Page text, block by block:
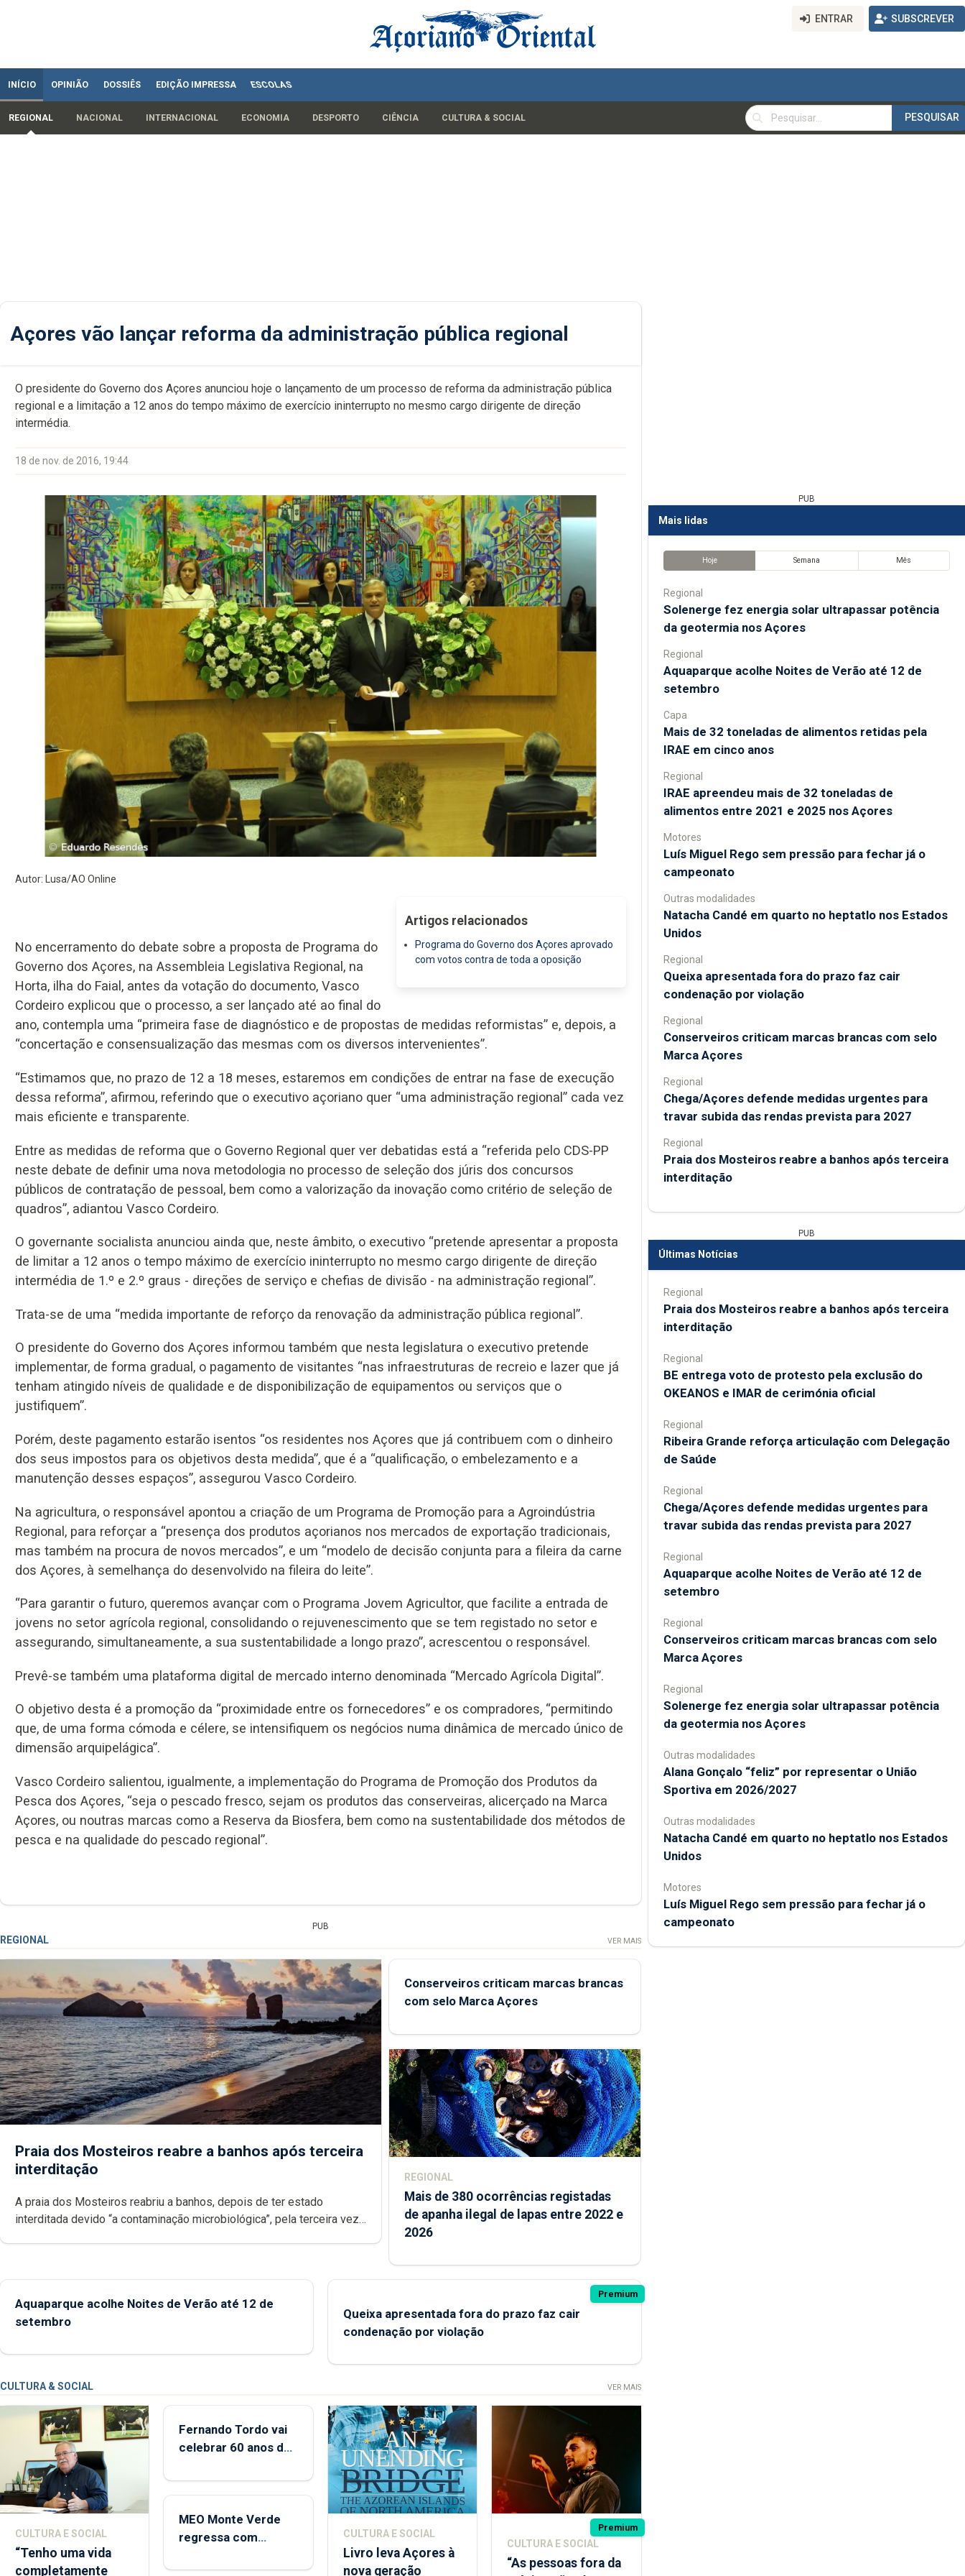
ENTRAR SUBSCREVER
INÍCIO OPINIÃO DOSSIÊS EDIÇÃO IMPRESSA ESCOLAS
REGIONAL NACIONAL INTERNACIONAL ECONOMIA DESPORTO CIÊNCIA CULTURA & SOCIAL
PESQUISAR
PESQUISAR
Açores vão lançar reforma da administração pública regional
O presidente do Governo dos Açores anunciou hoje o lançamento de um processo de reforma da administração pública
regional e a limitação a 12 anos do tempo máximo de exercício ininterrupto no mesmo cargo dirigente de direção
intermédia.
18 de nov. de 2016, 19:44
Autor: Lusa/AO Online
Artigos relacionados
Programa do Governo dos Açores aprovado
com votos contra de toda a oposição
No encerramento do debate sobre a proposta de Programa do
Governo dos Açores, na Assembleia Legislativa Regional, na
Horta, ilha do Faial, antes da votação do documento, Vasco
Cordeiro explicou que o processo, a ser lançado até ao final do
ano, contempla uma “primeira fase de diagnóstico e de propostas de medidas reformistas” e, depois, a
“concertação e consensualização das mesmas com os diversos intervenientes”.
“Estimamos que, no prazo de 12 a 18 meses, estaremos em condições de entrar na fase de execução
dessa reforma”, afirmou, referindo que o executivo açoriano quer “uma administração regional” cada vez
mais eficiente e transparente.
Entre as medidas de reforma que o Governo Regional quer ver debatidas está a “referida pelo CDS-PP
neste debate de definir uma nova metodologia no processo de seleção dos júris dos concursos
públicos de contratação de pessoal, bem como a valorização da inovação como critério de seleção de
quadros”, adiantou Vasco Cordeiro.
O governante socialista anunciou ainda que, neste âmbito, o executivo “pretende apresentar a proposta
de limitar a 12 anos o tempo máximo de exercício ininterrupto no mesmo cargo dirigente de direção
intermédia de 1.º e 2.º graus - direções de serviço e chefias de divisão - na administração regional”.
Trata-se de uma “medida importante de reforço da renovação da administração pública regional”.
O presidente do Governo dos Açores informou também que nesta legislatura o executivo pretende
implementar, de forma gradual, o pagamento de visitantes “nas infraestruturas de recreio e lazer que já
tenham atingido níveis de qualidade e de disponibilização de equipamentos ou serviços que o
justifiquem”.
Porém, deste pagamento estarão isentos “os residentes nos Açores que já contribuem com o dinheiro
dos seus impostos para os objetivos desta medida”, que é a “qualificação, o embelezamento e a
manutenção desses espaços”, assegurou Vasco Cordeiro.
Na agricultura, o responsável apontou a criação de um Programa de Promoção para a Agroindústria
Regional, para reforçar a “presença dos produtos açorianos nos mercados de exportação tradicionais,
mas também na procura de novos mercados”, e um “modelo de decisão conjunta para a fileira da carne
dos Açores, à semelhança do desenvolvido na fileira do leite”.
“Para garantir o futuro, queremos avançar com o Programa Jovem Agricultor, que facilite a entrada de
jovens no setor agrícola regional, consolidando o rejuvenescimento que se tem registado no setor e
assegurando, simultaneamente, a sua sustentabilidade a longo prazo”, acrescentou o responsável.
Prevê-se também uma plataforma digital de mercado interno denominada “Mercado Agrícola Digital”.
O objetivo desta é a promoção da “proximidade entre os fornecedores” e os compradores, “permitindo
que, de uma forma cómoda e célere, se intensifiquem os negócios numa dinâmica de mercado único de
dimensão arquipelágica”.
Vasco Cordeiro salientou, igualmente, a implementação do Programa de Promoção dos Produtos da
Pesca dos Açores, “seja o pescado fresco, sejam os produtos das conserveiras, alicerçado na Marca
Açores, ou noutras marcas como a Reserva da Biosfera, bem como na sustentabilidade dos métodos de
pesca e na qualidade do pescado regional”.
PUB
REGIONAL VER MAIS
Praia dos Mosteiros reabre a banhos após terceira
interditação
A praia dos Mosteiros reabriu a banhos, depois de ter estado
interditada devido “a contaminação microbiológica”, pela terceira vez
Conserveiros criticam marcas brancas
com selo Marca Açores
REGIONAL
Mais de 380 ocorrências registadas
de apanha ilegal de lapas entre 2022 e
2026
Aquaparque acolhe Noites de Verão até 12 de
setembro
Premium
Queixa apresentada fora do prazo faz cair
condenação por violação
CULTURA & SOCIAL VER MAIS
CULTURA E SOCIAL
“Tenho uma vida
completamente
Fernando Tordo vai
celebrar 60 anos de
Micaelense
MEO Monte Verde
regressa com
acessibilidade
CULTURA E SOCIAL
Livro leva Açores à
nova geração
Premium
CULTURA E SOCIAL
“As pessoas fora da
PUB
Mais lidas
Hoje Semana Mês
Regional
Solenerge fez energia solar ultrapassar potência
da geotermia nos Açores
Regional
Aquaparque acolhe Noites de Verão até 12 de
setembro
Capa
Mais de 32 toneladas de alimentos retidas pela
IRAE em cinco anos
Regional
IRAE apreendeu mais de 32 toneladas de
alimentos entre 2021 e 2025 nos Açores
Motores
Luís Miguel Rego sem pressão para fechar já o
campeonato
Outras modalidades
Natacha Candé em quarto no heptatlo nos Estados
Unidos
Regional
Queixa apresentada fora do prazo faz cair
condenação por violação
Regional
Conserveiros criticam marcas brancas com selo
Marca Açores
Regional
Chega/Açores defende medidas urgentes para
travar subida das rendas prevista para 2027
Regional
Praia dos Mosteiros reabre a banhos após terceira
interditação
PUB
Últimas Notícias
Regional
Praia dos Mosteiros reabre a banhos após terceira
interditação
Regional
BE entrega voto de protesto pela exclusão do
OKEANOS e IMAR de cerimónia oficial
Regional
Ribeira Grande reforça articulação com Delegação
de Saúde
Regional
Chega/Açores defende medidas urgentes para
travar subida das rendas prevista para 2027
Regional
Aquaparque acolhe Noites de Verão até 12 de
setembro
Regional
Conserveiros criticam marcas brancas com selo
Marca Açores
Regional
Solenerge fez energia solar ultrapassar potência
da geotermia nos Açores
Outras modalidades
Alana Gonçalo “feliz” por representar o União
Sportiva em 2026/2027
Outras modalidades
Natacha Candé em quarto no heptatlo nos Estados
Unidos
Motores
Luís Miguel Rego sem pressão para fechar já o
campeonato